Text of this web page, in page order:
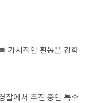
가시적인 활동을 강화
찰에서 추진 중인 특수